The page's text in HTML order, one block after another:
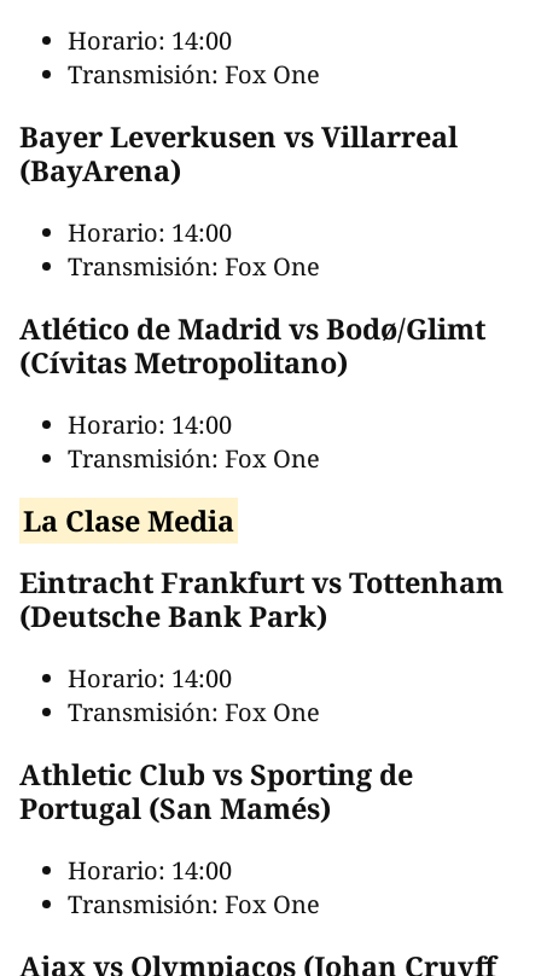
Horario: 14:00
Transmisión: Fox One
Bayer Leverkusen vs Villarreal
(BayArena)
Horario: 14:00
Transmisión: Fox One
Atlético de Madrid vs Bodø/Glimt
(Cívitas Metropolitano)
Horario: 14:00
Transmisión: Fox One
La Clase Media
Eintracht Frankfurt vs Tottenham
(Deutsche Bank Park)
Horario: 14:00
Transmisión: Fox One
Athletic Club vs Sporting de
Portugal (San Mamés)
Horario: 14:00
Transmisión: Fox One
Ajax vs Olympiacos (Johan Cruyff